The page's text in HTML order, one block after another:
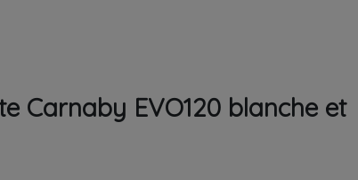
Carnaby EVO120 blanche et